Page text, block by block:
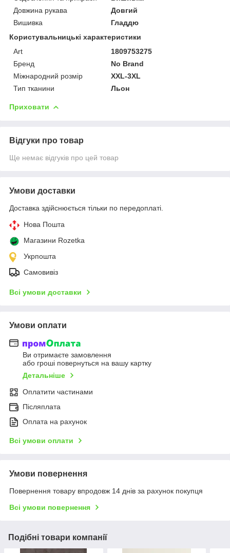
Довжина рукава
Довгий
Вишивка
Гладдю
Користувальницькі характеристики
Art
1809753275
Бренд
No Brand
Міжнародний розмір
XXL-3XL
Тип тканини
Льон
Приховати
Відгуки про товар
Ще немає відгуків про цей товар
Умови доставки
Доставка здійснюється тільки по передоплаті.
Нова Пошта
Магазини Rozetka
Укрпошта
Самовивіз
Всі умови доставки
Умови оплати
Ви отримаєте замовлення
або гроші повернуться на вашу картку
Детальніше
Оплатити частинами
Післяплата
Оплата на рахунок
Всі умови оплати
Умови повернення
Повернення товару впродовж 14 днів за рахунок покупця
Всі умови повернення
Подібні товари компанії